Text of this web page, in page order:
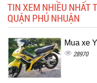
TIN XEM NHIỀU NHẤT
QUẬN PHÚ NHUẬN
Mua xe
28970